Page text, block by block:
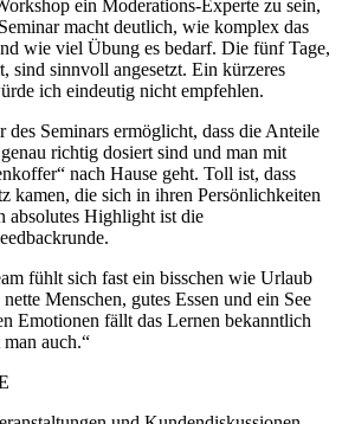
ein Moderations-Experte zu sein,
macht deutlich, wie komplex das
wie viel Übung es bedarf. Die fünf Tage,
sind sinnvoll angesetzt. Ein kürzeres
ich eindeutig nicht empfehlen.
des Seminars ermöglicht, dass die Anteile
richtig dosiert sind und man mit
nach Hause geht. Toll ist, dass
kamen, die sich in ihren Persönlichkeiten
absolutes Highlight ist die
fühlt sich fast ein bisschen wie Urlaub
Menschen, gutes Essen und ein See
Emotionen fällt das Lernen bekanntlich
auch.“